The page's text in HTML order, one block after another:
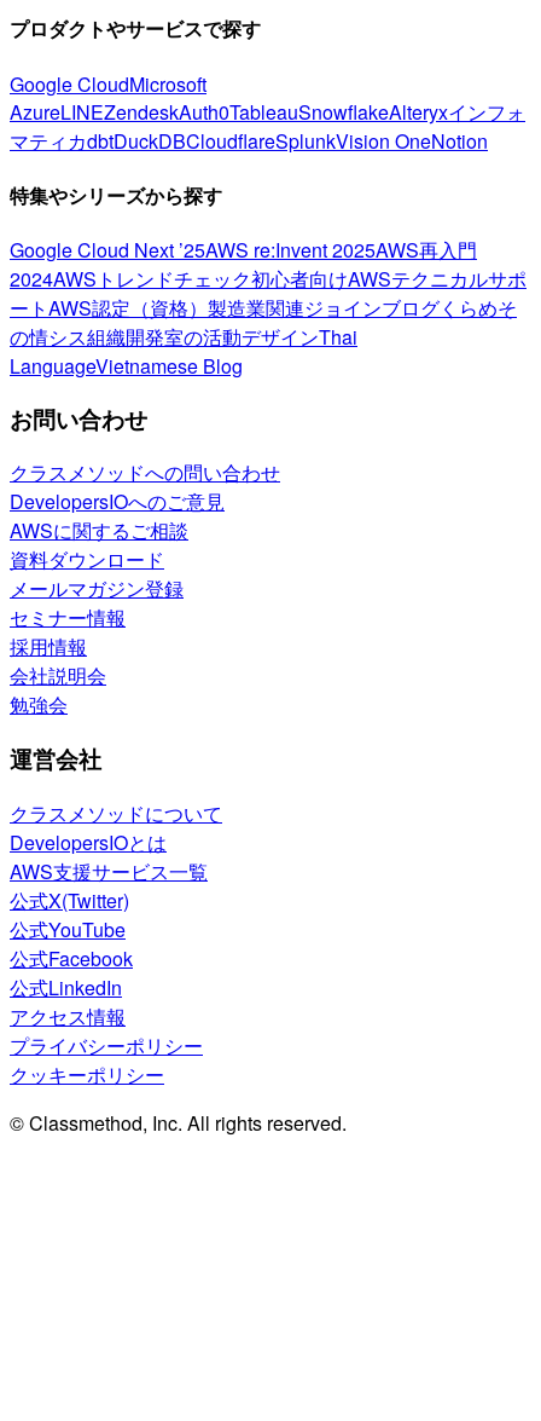
プロダクトやサービスで探す
Google CloudMicrosoft
AzureLINEZendeskAuth0TableauSnowflakeAlteryxインフォ
マティカdbtDuckDBCloudflareSplunkVision OneNotion
特集やシリーズから探す
Google Cloud Next ’25AWS re:Invent 2025AWS再入門
2024AWSトレンドチェック初心者向けAWSテクニカルサポ
ートAWS認定（資格） 製造業関連ジョインブログくらめそ
の情シス組織開発室の活動デザインThai
LanguageVietnamese Blog
お問い合わせ
クラスメソッドへの問い合わせ
DevelopersIOへのご意見
AWSに関するご相談
資料ダウンロード
メールマガジン登録
セミナー情報
採用情報
会社説明会
勉強会
運営会社
クラスメソッドについて
DevelopersIOとは
AWS支援サービス一覧
公式X(Twitter)
公式YouTube
公式Facebook
公式LinkedIn
アクセス情報
プライバシーポリシー
クッキーポリシー
© Classmethod, Inc. All rights reserved.